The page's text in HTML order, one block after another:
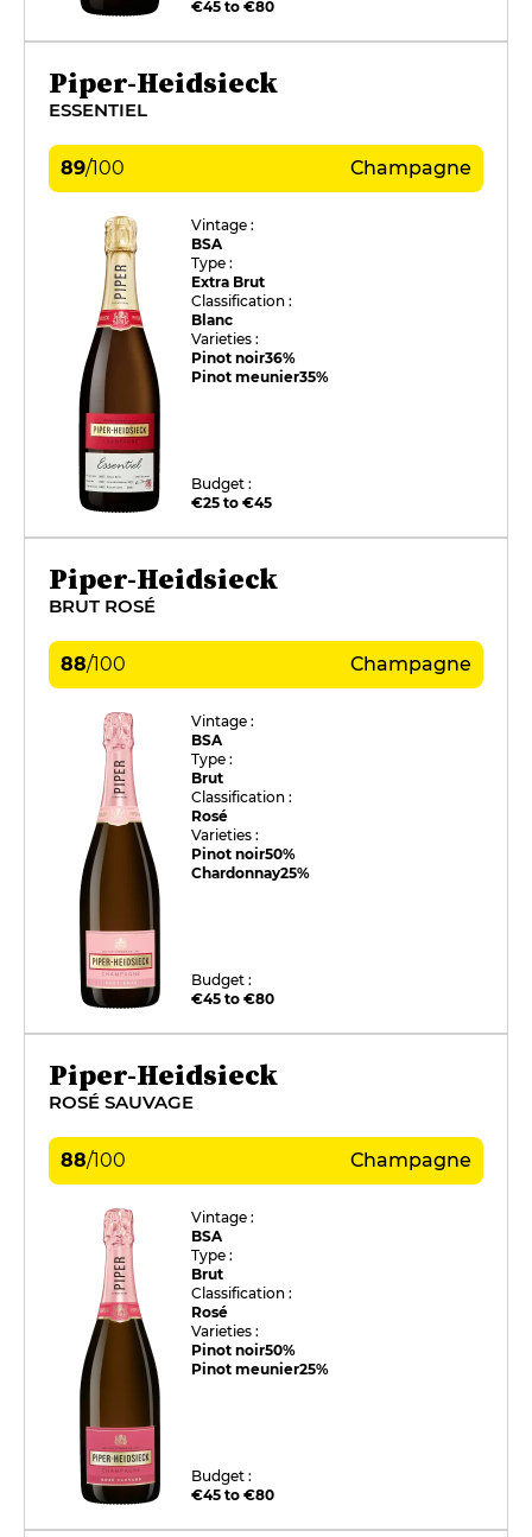
€45 to €80
Piper-Heidsieck
ESSENTIEL
89/100 Champagne
Vintage :
BSA
Type :
Extra Brut
Classification :
Blanc
Varieties :
Pinot noir36%
Pinot meunier35%
Budget :
€25 to €45
Piper-Heidsieck
BRUT ROSÉ
88/100 Champagne
Vintage :
BSA
Type :
Brut
Classification :
Rosé
Varieties :
Pinot noir50%
Chardonnay25%
Budget :
€45 to €80
Piper-Heidsieck
ROSÉ SAUVAGE
88/100 Champagne
Vintage :
BSA
Type :
Brut
Classification :
Rosé
Varieties :
Pinot noir50%
Pinot meunier25%
Budget :
€45 to €80